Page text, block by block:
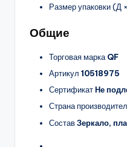
Размер упаковки (Д
Общие
Торговая марка QF
Артикул 10518975
СертификатНе
Страна
СоставЗеркало,